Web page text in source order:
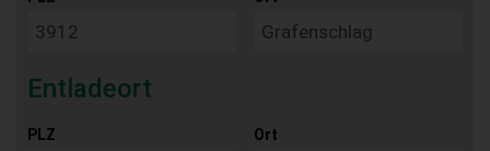
Entladeort
PLZ Ort